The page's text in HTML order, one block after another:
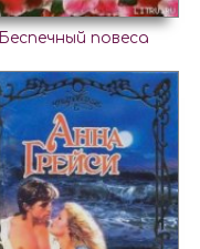
Беспечный повеса